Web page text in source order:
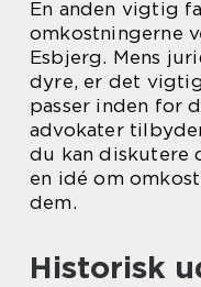
En anden vigtig
omkostningerne
Esbjerg. Mens
dyre, er det
passer inden for
advokater
du kan diskutere
en idé om
dem.
Historisk